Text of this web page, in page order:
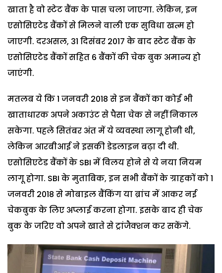
खाता है वो स्टेट बैंक के पास चला जाएगा. लेकिन, इन
एसोसिएटेड बैंकों से मिलने वाली एक सुविधा खत्म हो
जाएगी. दरअसल, 31 दिसंबर 2017 के बाद स्टेट बैंक के
एसोसिएटेड बैंकों सहित 6 बैंकों की चेक बुक अमान्य हो
जाएंगी.
मतलब ये कि 1 जनवरी 2018 से इन बैंकों का कोई भी
खाताधारक अपने अकाउंट से पैसा चेक से नहीं निकाल
सकेगा. पहले सितंबर अंत में ये व्यवस्था लागू होनी थी,
लेकिन आरबीआई ने इसकी डेडलाइन बढ़ा दी थी.
एसोसिएटेड बैंकों के SBI में विलय होने से ये नया नियम
लागू होगा. SBI के मुताबिक, इन सभी बैंकों के ग्राहकों को 1
जनवरी 2018 से मोबाइल बैंकिंग या ब्रांच में आकर नई
चेकबुक के लिए अप्लाई करना होगा. इसके बाद ही चेक
बुक के जरिए वो अपने खाते से ट्रांजैक्शन कर सकेंगे.